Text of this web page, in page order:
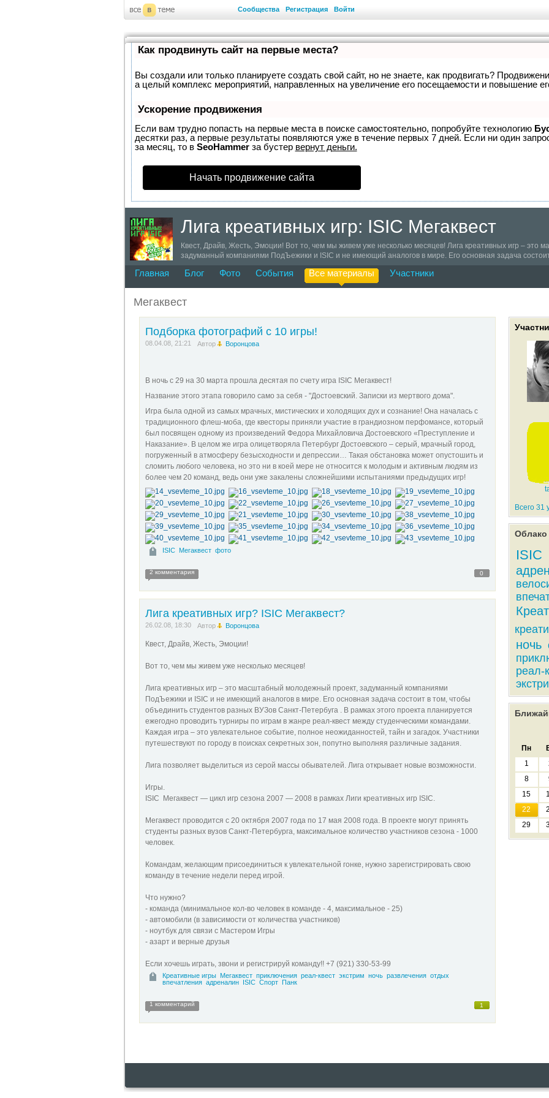
Сообщества Регистрация Войти
Как продвинуть сайт на первые места?
Вы создали или только планируете создать свой сайт, но не знаете, как продвигать?
а целый комплекс мероприятий, направленных на увеличение его посещаемости и повышение
Ускорение продвижения
Если вам трудно попасть на первые места в поиске самостоятельно, попробуйте технологию
десятки раз, а первые результаты появляются уже в течение первых 7 дней. Если ни один
за месяц, то в SeoHammerза бустер вернут деньги.
Начать продвижение сайта
Лига креативных игр: ISIC Мегаквест
Квест, Драйв, Жесть, Эмоции! Вот то, чем мы живем уже несколько месяцев! Лига креативных игр – это
задуманный компаниями ПодЪежики и ISIC и не имеющий аналогов в мире. Его основная задача
студенческими командами. Каждая игра – это увлекательное событие, полное неожиданностей, тайн и
городу в поисках секретных зон, попутно выполняя различные задания. www.isicliga.ru Лига позволяет
проводится с 20 октября 2007 года по 17 мая 2008 года. В проекте могут принять студенты разных
команду в течение недели перед игрой. Что нужно? - команда (минимальное кол-во человек в команде -
зависимости от количества участников) - ноутбук для связи с Мастером Игры - азарт и верные друзья
команду!! +7 (921) 330-53-99 заходи! www.isicliga.ru
Главная Блог Фото События Все материалы Участники
Мегаквест
Подборка фотографий с 10 игры!
08.04.08, 21:21 Автор Воронцова
В ночь с 29 на 30 марта прошла десятая по счету игра ISIC Мегаквест!
Название этого этапа говорило само за себя - "Достоевский. Записки из мертвого дома".
Игра была одной из самых мрачных, мистических и холодящих дух и сознание! Она началась с
традиционного флеш-моба, где квесторы приняли участие в грандиозном перфомансе, который
был посвящен одному из произведений Федора Михайловича Достоевского «Преступление и
Наказание». В целом же игра олицетворяла Петербург Достоевского – серый, мрачный город,
погруженный в атмосферу безысходности и депрессии… Такая обстановка может опустошить и
сломить любого человека, но это ни в коей мере не относится к молодым и активным людям из
более чем 20 команд, ведь они уже закалены сложнейшими испытаниями предыдущих игр!
ISIC Мегаквест фото
0
2 комментария
Лига креативных игр? ISIC Мегаквест?
26.02.08, 18:30 Автор Воронцова
Квест, Драйв, Жесть, Эмоции!
Вот то, чем мы живем уже несколько месяцев!
Лига креативных игр – это масштабный молодежный проект, задуманный компаниями
ПодЪежики и ISIC и не имеющий аналогов в мире. Его основная задача состоит в том, чтобы
объединить студентов разных ВУЗов Санкт-Петербуга . В рамках этого проекта планируется
ежегодно проводить турниры по играм в жанре реал-квест между студенческими командами.
Каждая игра – это увлекательное событие, полное неожиданностей, тайн и загадок. Участники
путешествуют по городу в поисках секретных зон, попутно выполняя различные задания.
Лига позволяет выделиться из серой массы обывателей. Лига открывает новые возможности.
Игры.
ISIC Мегаквест — цикл игр сезона 2007 — 2008 в рамках Лиги креативных игр ISIC.
Мегаквест проводится с 20 октября 2007 года по 17 мая 2008 года. В проекте могут принять
студенты разных вузов Санкт-Петербурга, максимальное количество участников сезона - 1000
человек.
Командам, желающим присоединиться к увлекательной гонке, нужно зарегистрировать свою
команду в течение недели перед игрой.
Что нужно?
- команда (минимальное кол-во человек в команде - 4, максимальное - 25)
- автомобили (в зависимости от количества участников)
- ноутбук для связи с Мастером Игры
- азарт и верные друзья
Если хочешь играть, звони и регистрируй команду!! +7 (921) 330-53-99
Креативные игры Мегаквест приключения реал-квест экстрим ночь развлечения отдых
впечатления адреналин ISIC Спорт Панк
1
1 комментарий
Всего 31
Облако
ISIC
ночь
реал-
Пн
1
8
15
22
29